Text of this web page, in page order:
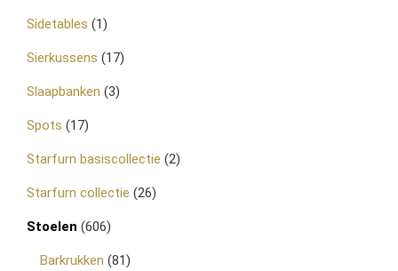
Sidetables (1)
Sierkussens (17)
Slaapbanken (3)
Spots (17)
Starfurn basiscollectie (2)
Starfurn collectie (26)
Stoelen (606)
Barkrukken (81)